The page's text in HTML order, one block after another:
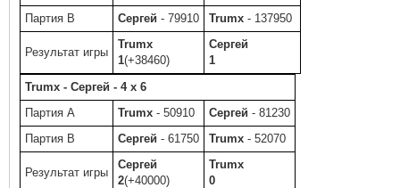
Партия B
Сергей - 79910 Trumx - 137950
Результат игры
Trumx
1(+38460)
Сергей
1
Trumx - Сергей - 4 x 6
Партия A
Trumx - 50910 Сергей - 81230
Партия B
Сергей - 61750 Trumx - 52070
Результат игры
Сергей
2(+40000)
Trumx
0